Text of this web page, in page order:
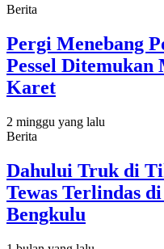
Berita
Pergi Menebang
Pessel
Karet
2 minggu yang lalu
Berita
Dahului Truk di
Tewas Terlindas
Bengkulu